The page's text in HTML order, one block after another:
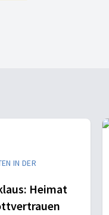
IN DER
Heimat